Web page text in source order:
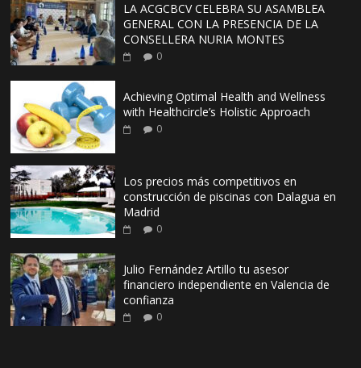
LA ACGCBCV CELEBRA SU ASAMBLEA
GENERAL CON LA PRESENCIA DE LA
CONSELLERA NURIA MONTES
0
Achieving Optimal Health and Wellness
with Healthcircle’s Holistic Approach
0
Los precios más competitivos en
construcción de piscinas con Dalagua en
Madrid
0
Julio Fernández Artillo tu asesor
financiero independiente en Valencia de
confianza
0